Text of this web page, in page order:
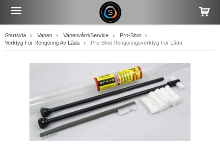
Startsida Vapen Vapenvård/Service
Pro-Shot
Verktyg För Rengöring Av Låda
Pro-Shot Rengöringsverktyg För Låda